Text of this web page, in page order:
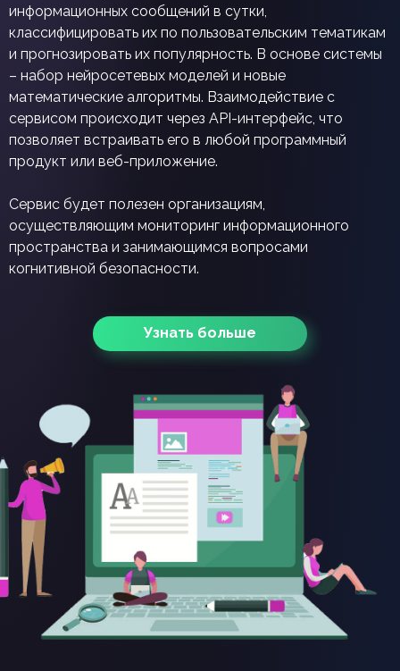
информационных сообщений в сутки,
классифицировать их по пользовательским тематикам
и прогнозировать их популярность. В основе системы
– набор нейросетевых моделей и новые
математические алгоритмы. Взаимодействие с
сервисом происходит через API-интерфейс, что
позволяет встраивать его в любой программный
продукт или веб-приложение.
Сервис будет полезен организациям,
осуществляющим мониторинг информационного
пространства и занимающимся вопросами
когнитивной безопасности.
Узнать больше